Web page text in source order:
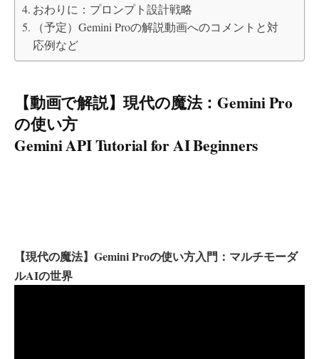
おわりに：プロンプト設計戦略
（予定）Gemini Proの解説動画へのコメントと対
応例など
【動画で解説】現代の魔法：Gemini Pro
の使い方
Gemini API Tutorial for AI Beginners
【現代の魔法】Gemini Proの使い方入門：マルチモーダ
ルAIの世界